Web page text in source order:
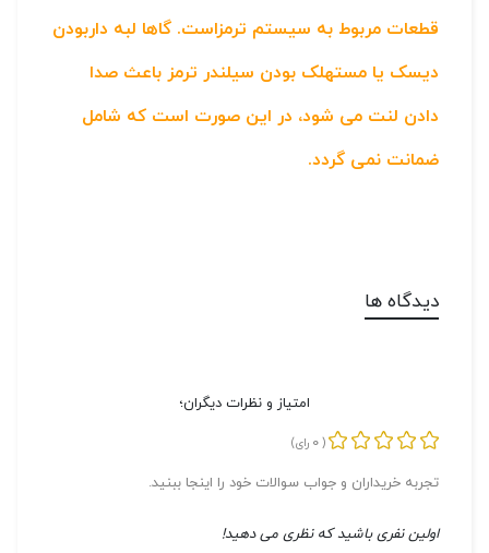
قطعات مربوط به سیستم ترمزاست. گاها لبه داربودن
دیسک یا مستهلک بودن سیلندر ترمز باعث صدا
دادن لنت می شود، در این صورت است که شامل
ضمانت نمی گردد.
دیدگاه ها
امتیاز و نظرات دیگران؛
(
0 رای)
تجربه خریداران و جواب سوالات خود را اینجا ببنید.
اولین نفری باشید که نظری می دهید!